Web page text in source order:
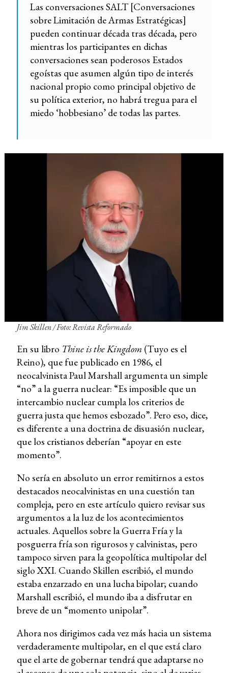
Las conversaciones SALT [Conversaciones
sobre Limitación de Armas Estratégicas]
pueden continuar década tras década, pero
mientras los participantes en dichas
conversaciones sean poderosos Estados
egoístas que asumen algún tipo de interés
nacional propio como principal objetivo de
su política exterior, no habrá tregua para el
miedo ‘hobbesiano’ de todas las partes.
Jim Skillen / Foto: Revista Reformado
En su libro Thine is the Kingdom(Tuyo es el
Reino), que fue publicado en 1986, el
neocalvinista Paul Marshall argumenta un simple
“no” a la guerra nuclear: “Es imposible que un
intercambio nuclear cumpla los criterios de
guerra justa que hemos esbozado”. Pero eso, dice,
es diferente a una doctrina de disuasión nuclear,
que los cristianos deberían “apoyar en este
momento”.
No sería en absoluto un error remitirnos a estos
destacados neocalvinistas en una cuestión tan
compleja, pero en este artículo quiero revisar sus
argumentos a la luz de los acontecimientos
actuales. Aquellos sobre la Guerra Fría y la
posguerra fría son rigurosos y calvinistas, pero
tampoco sirven para la geopolítica multipolar del
siglo XXI. Cuando Skillen escribió, el mundo
estaba enzarzado en una lucha bipolar; cuando
Marshall escribió, el mundo iba a disfrutar en
breve de un “momento unipolar”.
Ahora nos dirigimos cada vez más hacia un sistema
verdaderamente multipolar, en el que está claro
que el arte de gobernar tendrá que adaptarse no